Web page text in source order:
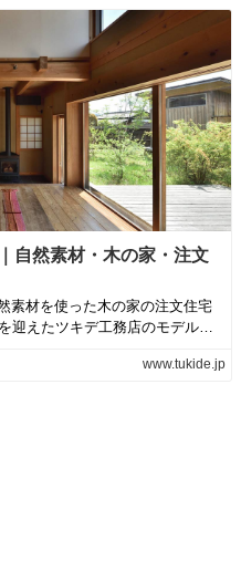
自然素材・木の家・注文
素材を使った木の家の注文住宅
迎えたツキデ工務店のモデルハ
www.tukide.jp